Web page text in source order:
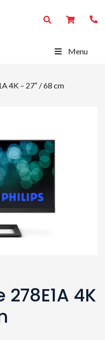
Menu
4K – 27″ / 68 cm
4K